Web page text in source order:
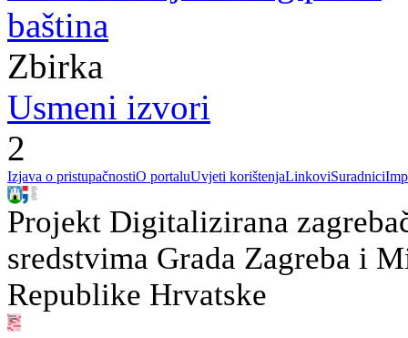
baština
Zbirka
Usmeni izvori
2
Izjava o pristupačnostiO portaluUvjeti korištenjaLinkoviSuradnici
Projekt Digitalizirana
sredstvima Grada Zagreba i
Republike Hrvatske